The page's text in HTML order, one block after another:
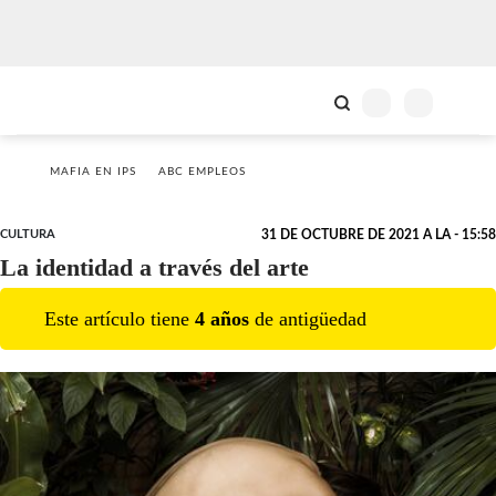
MAFIA EN IPS ABC EMPLEOS
CULTURA 31 DE OCTUBRE DE 2021 A LA - 15:58
La identidad a través del arte
Este artículo tiene 4 años de antigüedad